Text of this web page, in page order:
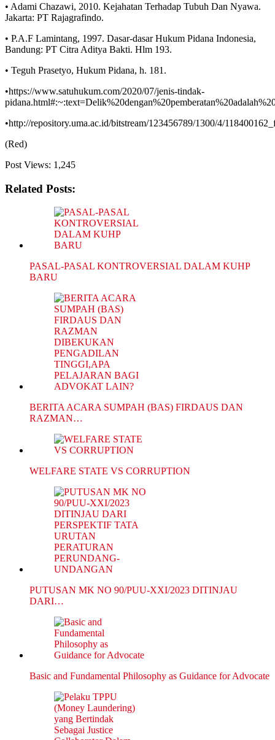
• Adami Chazawi, 2010. Kejahatan Terhadap Tubuh Dan Nyawa.
Jakarta: PT Rajagrafindo.
• P.A.F Lamintang, 1997. Dasar-dasar Hukum Pidana Indonesia,
Bandung: PT Citra Aditya Bakti. Hlm 193.
• Teguh Prasetyo, Hukum Pidana, h. 181.
•https://www.satuhukum.com/2020/07/jenis-tindak-
•http://repository.uma.ac.id/bitstream/123456789/1300/4/
(Red)
Post Views: 1,245
Related Posts:
PASAL-PASAL KONTROVERSIAL DALAM KUHP
BARU
BERITA ACARA SUMPAH (BAS) FIRDAUS DAN
RAZMAN…
WELFARE STATE VS CORRUPTION
PUTUSAN MK NO 90/PUU-XXI/2023 DITINJAU
DARI…
Basic and Fundamental Philosophy as Guidance for Advocate